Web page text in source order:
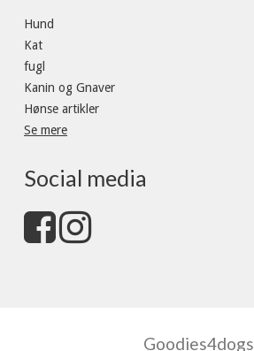
Hund
Kat
fugl
Kanin og Gnaver
Hønse artikler
Se mere
Social media
Goodies4dogs